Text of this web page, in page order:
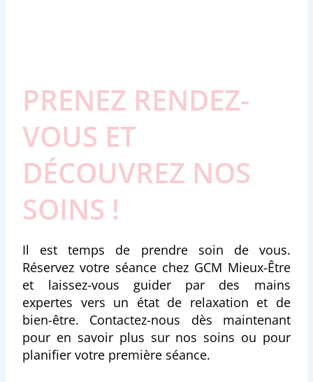
PRENEZ RENDEZ-
VOUS ET
DÉCOUVREZ NOS
SOINS !
Il est temps de prendre soin de vous.
Réservez votre séance chez GCM Mieux-Être
et laissez-vous guider par des mains
expertes vers un état de relaxation et de
bien-être. Contactez-nous dès maintenant
pour en savoir plus sur nos soins ou pour
planifier votre première séance.